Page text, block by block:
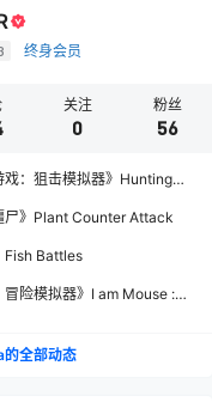
终身会员
关注
0
粉丝
56
戏：狙击模拟器》Hunting
尸》Plant Counter Attack
Fish Battles
冒险模拟器》I am Mouse :
的全部动态